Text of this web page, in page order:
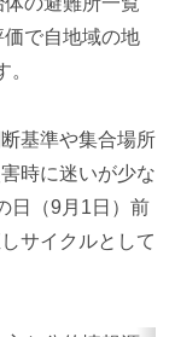
で自地域の地
基準や集合場所
時に迷いが少な
日（9月1日）前
サイクルとして